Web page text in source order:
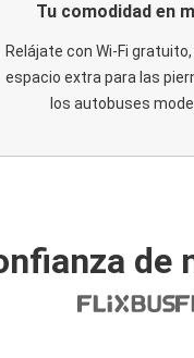
Tu comodidad en
Relájate con Wi-Fi
espacio extra para las
los autobuses
de